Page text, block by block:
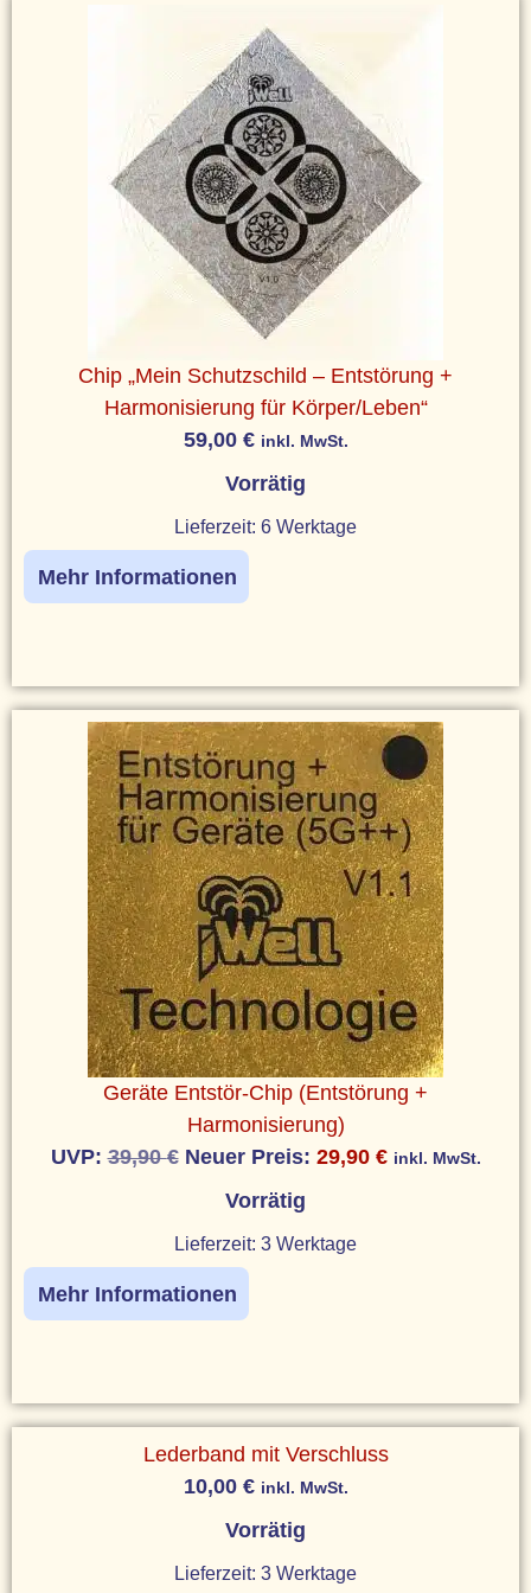
Chip „Mein Schutzschild – Entstörung +
Harmonisierung für Körper/Leben“
59,00 € inkl. MwSt.
Vorrätig
Lieferzeit: 6 Werktage
Mehr Informationen
Geräte Entstör-Chip (Entstörung +
Harmonisierung)
UVP: 39,90€ Neuer Preis: 29,90 € inkl. MwSt.
Vorrätig
Lieferzeit: 3 Werktage
Mehr Informationen
Lederband mit Verschluss
10,00 € inkl. MwSt.
Vorrätig
Lieferzeit: 3 Werktage